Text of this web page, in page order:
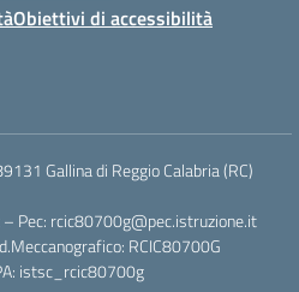
Obiettivi di accessibilità
Gallina di Reggio Calabria (RC)
Pec: rcic80700g@pec.istruzione.it
RCIC80700G
istsc_rcic80700g